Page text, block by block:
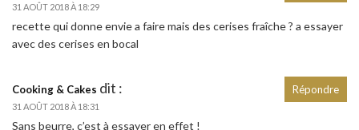
31 AOÛT 2018 À 18:29
recette qui donne envie a faire mais des cerises fraîche ? a essayer
avec des cerises en bocal
Cooking & Cakes dit :
31 AOÛT 2018 À 18:31
Sans beurre, c’est à essayer en effet !
Répondre